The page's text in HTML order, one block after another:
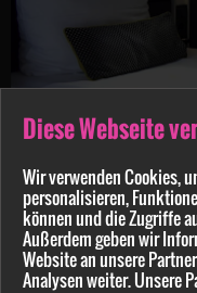
Diese Webseite
Wir verwenden Cookies,
personalisieren,
können und die Zugriffe
Außerdem geben wir
Website an unsere
Analysen weiter. Unsere
10:58 min. 11.04.2021
3some. Action Jackson